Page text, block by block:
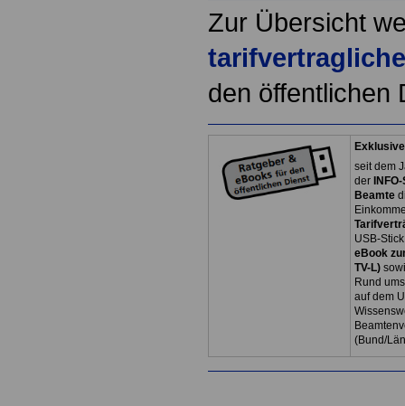
Zur Übersicht
den öffentlichen
seit dem
der
Beamte
USB-
eBook
TV-L)
Rund
auf dem
(Bund/